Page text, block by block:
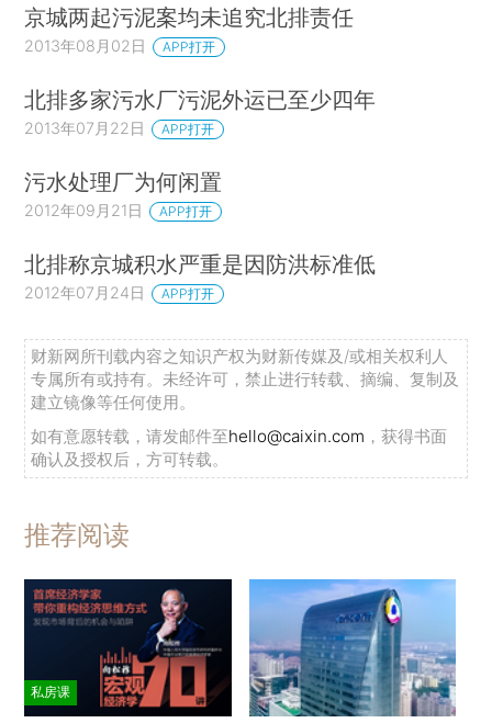
京城两起污泥案均未追究北排责任
2013年08月02日 APP打开
北排多家污水厂污泥外运已至少四年
2013年07月22日 APP打开
污水处理厂为何闲置
2012年09月21日 APP打开
北排称京城积水严重是因防洪标准低
2012年07月24日 APP打开
财新网所刊载内容之知识产权为财新传媒及/或相关权利人
专属所有或持有。未经许可，禁止进行转载、摘编、复制及
建立镜像等任何使用。
如有意愿转载，请发邮件至hello@caixin.com ，获得书面
确认及授权后，方可转载。
推荐阅读
私房课